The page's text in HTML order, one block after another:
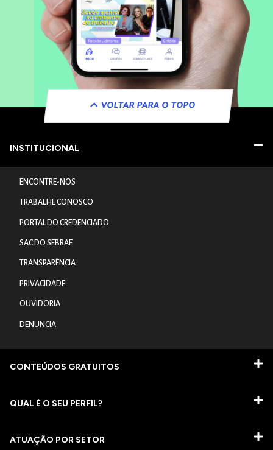
VOLTAR PARA O TOPO
INSTITUCIONAL
ENCONTRE-NOS
TRABALHE CONOSCO
PORTAL DO CREDENCIADO
SAC DO SEBRAE
TRANSPARÊNCIA
PRIVACIDADE
OUVIDORIA
DENUNCIA
CONTEÚDOS GRATUITOS
QUAL É O SEU PERFIL?
ATUAÇÃO POR SETOR